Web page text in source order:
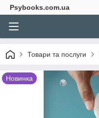
Psybooks.com.ua
Товари та послуги
Новинка